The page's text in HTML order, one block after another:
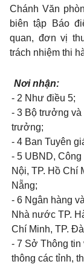
Chánh Văn
biên tập Báo
quan, đơn vị
trách nhiệm thi
Nơi nhận:
- 2 Như điều 5;
- 3 Bộ trưởng
trưởng;
- 4 Ban Tuyên
- 5 UBND, Công
Nội, TP. Hồ Chí
Nẵng;
- 6 Ngân hàng
Nhà nước TP.
Chí Minh, TP.
- 7 Sở Thông tin
thông các tỉnh,